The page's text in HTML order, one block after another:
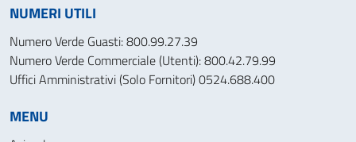
NUMERI UTILI
Numero Verde Guasti: 800.99.27.39
Numero Verde Commerciale (Utenti): 800.42.79.99
Uffici Amministrativi (Solo Fornitori) 0524.688.400
MENU